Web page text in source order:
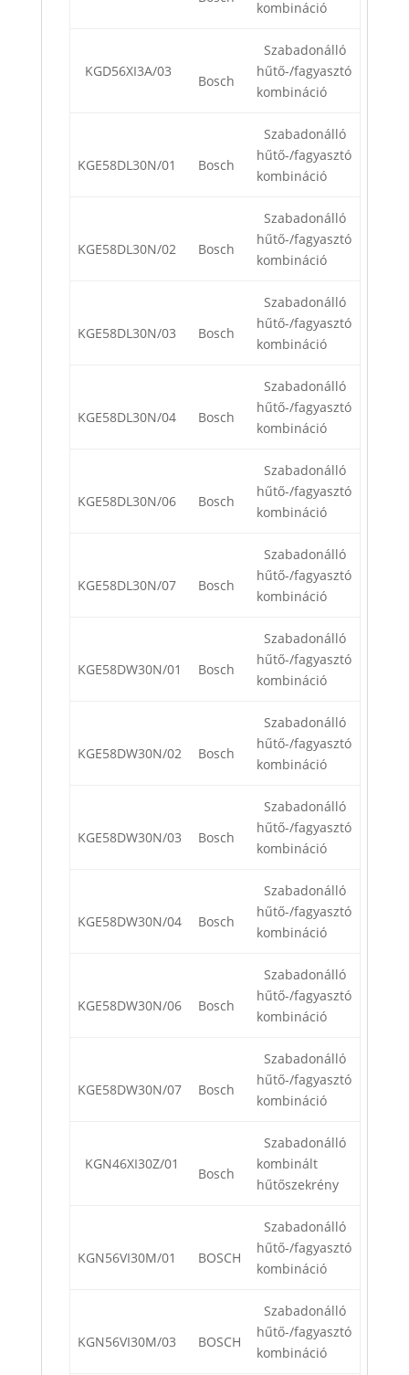
kombináció
KGD56XI3A/03
Bosch
Szabadonálló
hűtő-/fagyasztó
kombináció
KGE58DL30N/01 Bosch
Szabadonálló
hűtő-/fagyasztó
kombináció
KGE58DL30N/02 Bosch
Szabadonálló
hűtő-/fagyasztó
kombináció
KGE58DL30N/03 Bosch
Szabadonálló
hűtő-/fagyasztó
kombináció
KGE58DL30N/04 Bosch
Szabadonálló
hűtő-/fagyasztó
kombináció
KGE58DL30N/06 Bosch
Szabadonálló
hűtő-/fagyasztó
kombináció
KGE58DL30N/07 Bosch
Szabadonálló
hűtő-/fagyasztó
kombináció
KGE58DW30N/01 Bosch
Szabadonálló
hűtő-/fagyasztó
kombináció
KGE58DW30N/02 Bosch
Szabadonálló
hűtő-/fagyasztó
kombináció
KGE58DW30N/03 Bosch
Szabadonálló
hűtő-/fagyasztó
kombináció
KGE58DW30N/04 Bosch
Szabadonálló
hűtő-/fagyasztó
kombináció
KGE58DW30N/06 Bosch
Szabadonálló
hűtő-/fagyasztó
kombináció
KGE58DW30N/07 Bosch
Szabadonálló
hűtő-/fagyasztó
kombináció
KGN46XI30Z/01
Bosch
Szabadonálló
kombinált
hűtőszekrény
KGN56VI30M/01 BOSCH
Szabadonálló
hűtő-/fagyasztó
kombináció
KGN56VI30M/03 BOSCH
Szabadonálló
hűtő-/fagyasztó
kombináció